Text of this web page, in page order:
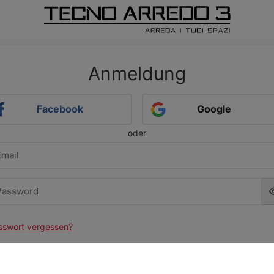
Anmeldung
Facebook Google
oder
vergessen?